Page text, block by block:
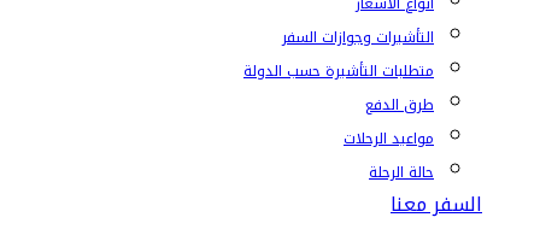
التأشيرات وجوازات السفر
متطلبات التأشيرة حسب الدولة
طرق الدفع
مواعيد الرحلات
حالة الرحلة
السفر معنا